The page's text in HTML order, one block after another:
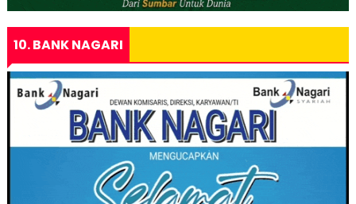
10. BANK NAGARI